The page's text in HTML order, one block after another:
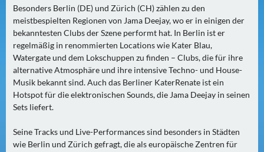
R
M
O
R
G
E
N
(
)
Besonders Berlin (DE) und Zürich (CH) zählen zu den
meistbespielten Regionen von Jama Deejay, wo er in einigen der
bekanntesten Clubs der Szene performt hat. In Berlin ist er
regelmäßig in renommierten Locations wie Kater Blau,
Watergate und dem Lokschuppen zu finden – Clubs, die für ihre
alternative Atmosphäre und ihre intensive Techno- und House-
Musik bekannt sind. Auch das Berliner KaterRenate ist ein
Hotspot für die elektronischen Sounds, die Jama Deejay in seinen
Sets liefert.
Seine Tracks und Live-Performances sind besonders in Städten
wie Berlin und Zürich gefragt, die als europäische Zentren für